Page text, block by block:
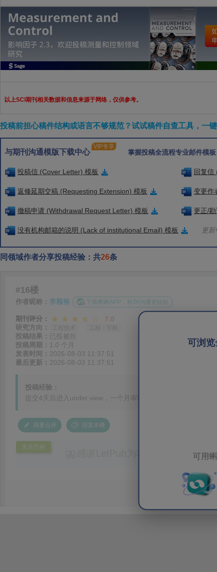
以上SCI期刊相关数据和信息来源于网络，仅供参考。
投稿前担心稿件结构或语言不够规范？试试稿件自查工具，一
与期刊沟通模版下载中心
VIP专享
掌握投稿全流程专业邮件模
投稿信 (Cover Letter) 模板 回复信
返修延期交稿 (Requesting Extension) 模板 变更作
撤稿申请 (Withdrawal Request Letter) 模板 更正/
没有机构邮箱的说明 (Lack of institutional Email) 模板 更
同领域作者分享投稿经验：共26条
可浏
可用
#16楼
作者昵称： 李顺裕 下载蝌蝌APP，和TA沟通更轻松
期刊评分：
7.0
研究方向：
投稿结果： 已投被拒
投稿周期： 1.0 个月
发表时间： 2026-08-03 11:37:51
最后更新： 2026-08-03 11:37:51
投稿经验：
提交4天后进入under view，一个月审稿完毕，
我要点评 回复本楼
发表范例
感谢LetPub为本论文提供专业
效应及界面电荷传输等研究内容，
论述逻辑进行了系统梳理，使研究
析及机理讨论之间的关系更加清晰